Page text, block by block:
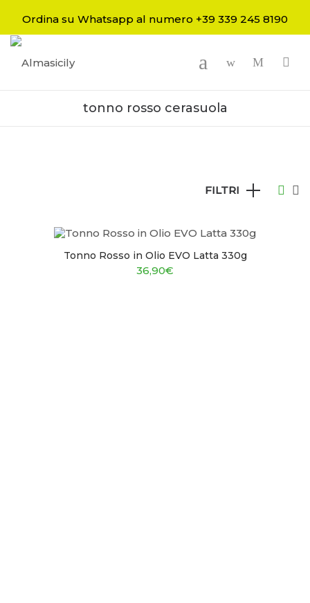
Ordina su Whatsapp al numero +39 339 245 8190
tonno rosso cerasuola
FILTRI
Tonno Rosso in Olio EVO Latta 330g
36,90€